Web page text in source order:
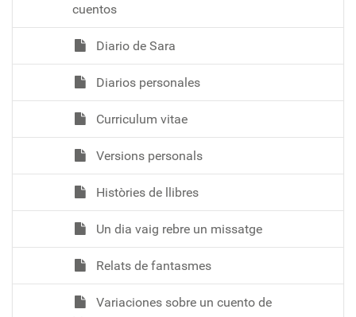
cuentos
Diario de Sara
Diarios personales
Curriculum vitae
Versions personals
Històries de llibres
Un dia vaig rebre un missatge
Relats de fantasmes
Variaciones sobre un cuento de